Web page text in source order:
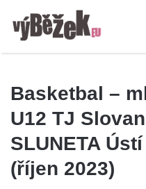
Basketbal –
U12 TJ
SLUNETA
(říjen 2023)